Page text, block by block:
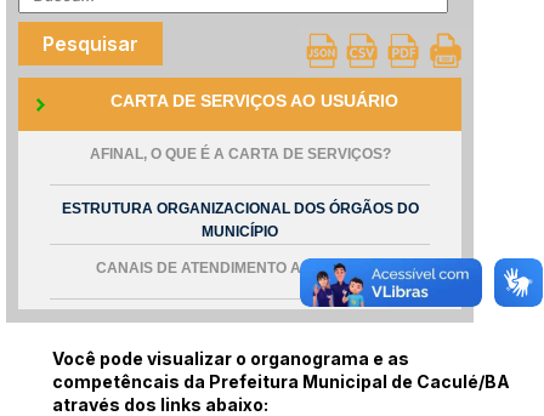
CARTA DE SERVIÇOS AO USUÁRIO
AFINAL, O QUE É A CARTA DE SERVIÇOS?
ESTRUTURA ORGANIZACIONAL DOS ÓRGÃOS DO
MUNICÍPIO
CANAIS DE ATENDIMENTO AO CIDADÃO
Você pode visualizar o organograma e as
competêncais da Prefeitura Municipal de Caculé/BA
através dos links abaixo: